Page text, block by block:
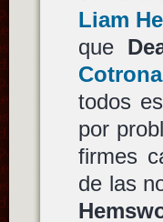
Liam
que
Cotrona
todos
por
firmes
de las